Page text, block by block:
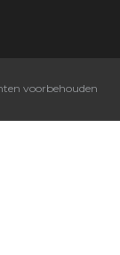
voorbehouden